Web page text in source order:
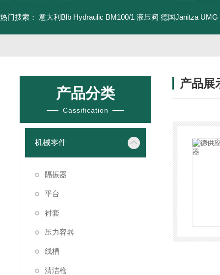
热门搜索： 意大利Blb Hydraulic BM100/1 液压阀 德国Janitza UMG
产品分类
Cassification
机械零件
隔振器
平台
衬套
压力容器
线槽
清洁枪
产品展